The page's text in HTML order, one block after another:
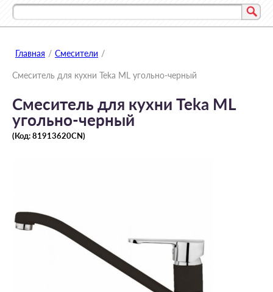
Главная / Смесители /
Смеситель для кухни Teka ML угольно-черный
Смеситель для кухни Teka ML
угольно-черный
(Код:81913620CN)